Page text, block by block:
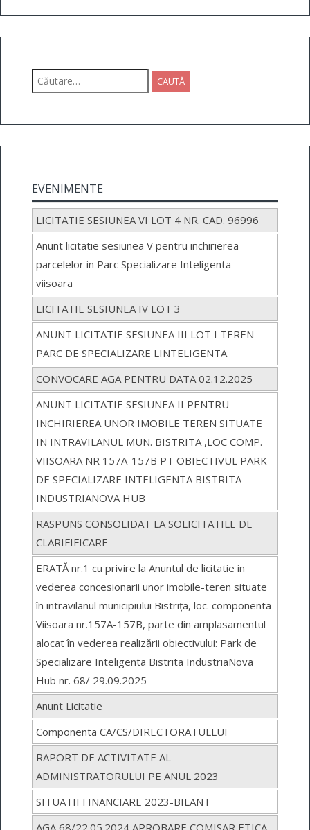
Caută
după:
EVENIMENTE
LICITATIE SESIUNEA VI LOT 4 NR. CAD. 96996
Anunt licitatie sesiunea V pentru inchirierea
parcelelor in Parc Specializare Inteligenta -
viisoara
LICITATIE SESIUNEA IV LOT 3
ANUNT LICITATIE SESIUNEA III LOT I TEREN
PARC DE SPECIALIZARE LINTELIGENTA
CONVOCARE AGA PENTRU DATA 02.12.2025
ANUNT LICITATIE SESIUNEA II PENTRU
INCHIRIEREA UNOR IMOBILE TEREN SITUATE
IN INTRAVILANUL MUN. BISTRITA ,LOC COMP.
VIISOARA NR 157A-157B PT OBIECTIVUL PARK
DE SPECIALIZARE INTELIGENTA BISTRITA
INDUSTRIANOVA HUB
RASPUNS CONSOLIDAT LA SOLICITATILE DE
CLARIFIFICARE
ERATĂ nr.1 cu privire la Anuntul de licitatie in
vederea concesionarii unor imobile-teren situate
în intravilanul municipiului Bistrița, loc. componenta
Viisoara nr.157A-157B, parte din amplasamentul
alocat în vederea realizării obiectivului: Park de
Specializare Inteligenta Bistrita IndustriaNova
Hub nr. 68/ 29.09.2025
Anunt Licitatie
Componenta CA/CS/DIRECTORATULLUI
RAPORT DE ACTIVITATE AL
ADMINISTRATORULUI PE ANUL 2023
SITUATII FINANCIARE 2023-BILANT